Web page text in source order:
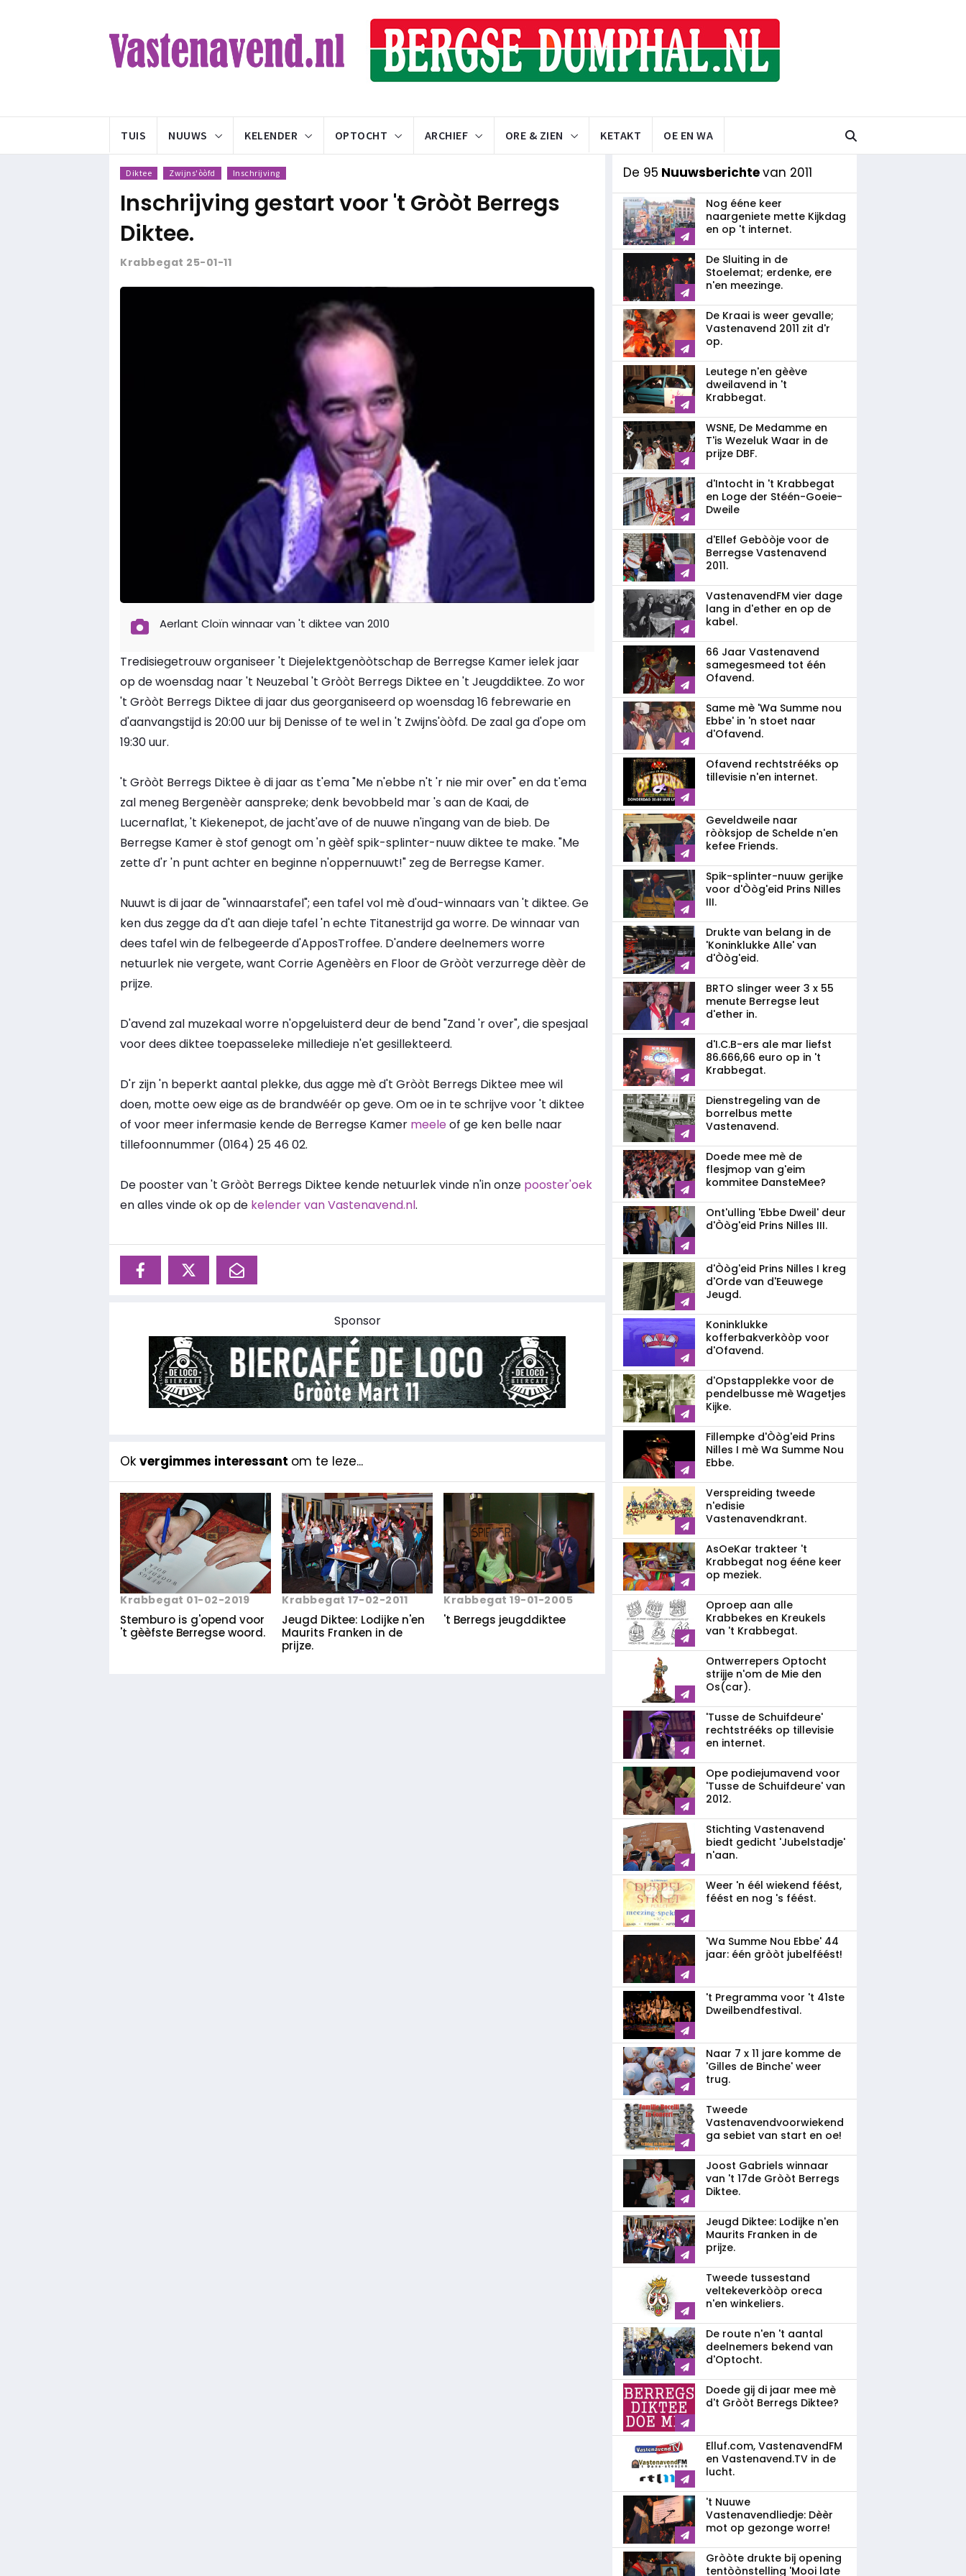
TUIS NUUWS KELENDER OPTOCHT ARCHIEF ORE & ZIEN KETAKT OE EN WA
Diktee Zwijns'òòfd Inschrijving
Inschrijving gestart voor 't Gròòt Berregs
Diktee.
Krabbegat 25-01-11
Aerlant Cloïn winnaar van 't diktee van 2010
Tredisiegetrouw organiseer 't Diejelektgenòòtschap de Berregse Kamer ielek jaar
op de woensdag naar 't Neuzebal 't Gròòt Berregs Diktee en 't Jeugddiktee. Zo wor
't Gròòt Berregs Diktee di jaar dus georganiseerd op woensdag 16 febrewarie en
d'aanvangstijd is 20:00 uur bij Denisse of te wel in 't Zwijns'òòfd. De zaal ga d'ope om
19:30 uur.
't Gròòt Berregs Diktee è di jaar as t'ema "Me n'ebbe n't 'r nie mir over" en da t'ema
zal meneg Bergenèèr aanspreke; denk bevobbeld mar 's aan de Kaai, de
Lucernaflat, 't Kiekenepot, de jacht'ave of de nuuwe n'ingang van de bieb. De
Berregse Kamer è stof genogt om 'n gèèf spik-splinter-nuuw diktee te make. "Me
zette d'r 'n punt achter en beginne n'oppernuuwt!" zeg de Berregse Kamer.
Nuuwt is di jaar de "winnaarstafel"; een tafel vol mè d'oud-winnaars van 't diktee. Ge
ken dus zegge da d't aan dieje tafel 'n echte Titanestrijd ga worre. De winnaar van
dees tafel win de felbegeerde d'ApposTroffee. D'andere deelnemers worre
netuurlek nie vergete, want Corrie Agenèèrs en Floor de Gròòt verzurrege dèèr de
prijze.
D'avend zal muzekaal worre n'opgeluisterd deur de bend "Zand 'r over", die spesjaal
voor dees diktee toepasseleke milledieje n'et gesillekteerd.
D'r zijn 'n beperkt aantal plekke, dus agge mè d't Gròòt Berregs Diktee mee wil
doen, motte oew eige as de brandwéér op geve. Om oe in te schrijve voor 't diktee
of voor meer infermasie kende de Berregse Kamer meeleof ge ken belle naar
tillefoonnummer (0164) 25 46 02.
De pooster van 't Gròòt Berregs Diktee kende netuurlek vinde n'in onze pooster'oek
en alles vinde ok op de kelender van Vastenavend.nl.
Sponsor
Ok vergimmes interessant om te leze...
Krabbegat 01-02-2019
Stemburo is g'opend voor
't gèèfste Berregse woord.
Krabbegat 17-02-2011
Jeugd Diktee: Lodijke n'en
Maurits Franken in de
prijze.
Krabbegat 19-01-2005
't Berregs jeugddiktee
De 95 Nuuwsberichtevan 2011
Nog ééne keer
naargeniete mette Kijkdag
en op 't internet.
De Sluiting in de
Stoelemat; erdenke, ere
n'en meezinge.
De Kraai is weer gevalle;
Vastenavend 2011 zit d'r
op.
Leutege n'en gèève
dweilavend in 't
Krabbegat.
WSNE, De Medamme en
T'is Wezeluk Waar in de
prijze DBF.
d'Intocht in 't Krabbegat
en Loge der Stéén-Goeie-
Dweile
d'Ellef Gebòòje voor de
Berregse Vastenavend
2011.
VastenavendFM vier dage
lang in d'ether en op de
kabel.
66 Jaar Vastenavend
samegesmeed tot één
Ofavend.
Same mè 'Wa Summe nou
Ebbe' in 'n stoet naar
d'Ofavend.
Ofavend rechtstrééks op
tillevisie n'en internet.
Geveldweile naar
ròòksjop de Schelde n'en
kefee Friends.
Spik-splinter-nuuw gerijke
voor d'Òòg'eid Prins Nilles
III.
Drukte van belang in de
'Koninklukke Alle' van
d'Òòg'eid.
BRTO slinger weer 3 x 55
menute Berregse leut
d'ether in.
d'I.C.B-ers ale mar liefst
86.666,66 euro op in 't
Krabbegat.
Dienstregeling van de
borrelbus mette
Vastenavend.
Doede mee mè de
flesjmop van g'eim
kommitee DansteMee?
Ont'ulling 'Ebbe Dweil' deur
d'Òòg'eid Prins Nilles III.
d'Òòg'eid Prins Nilles I kreg
d'Orde van d'Eeuwege
Jeugd.
Koninklukke
kofferbakverkòòp voor
d'Ofavend.
d'Opstapplekke voor de
pendelbusse mè Wagetjes
Kijke.
Fillempke d'Òòg'eid Prins
Nilles I mè Wa Summe Nou
Ebbe.
Verspreiding tweede
n'edisie
Vastenavendkrant.
AsOeKar trakteer 't
Krabbegat nog ééne keer
op meziek.
Oproep aan alle
Krabbekes en Kreukels
van 't Krabbegat.
Ontwerrepers Optocht
strijje n'om de Mie den
Os(car).
'Tusse de Schuifdeure'
rechtstrééks op tillevisie
en internet.
Ope podiejumavend voor
'Tusse de Schuifdeure' van
2012.
Stichting Vastenavend
biedt gedicht 'Jubelstadje'
n'aan.
Weer 'n éél wiekend féést,
féést en nog 's féést.
'Wa Summe Nou Ebbe' 44
jaar: één gròòt jubelféést!
't Pregramma voor 't 41ste
Dweilbendfestival.
Naar 7 x 11 jare komme de
'Gilles de Binche' weer
trug.
Tweede
Vastenavendvoorwiekend
ga sebiet van start en oe!
Joost Gabriels winnaar
van 't 17de Gròòt Berregs
Diktee.
Jeugd Diktee: Lodijke n'en
Maurits Franken in de
prijze.
Tweede tussestand
veltekeverkòòp oreca
n'en winkeliers.
De route n'en 't aantal
deelnemers bekend van
d'Optocht.
Doede gij di jaar mee mè
d't Gròòt Berregs Diktee?
Elluf.com, VastenavendFM
en Vastenavend.TV in de
lucht.
't Nuuwe
Vastenavendliedje: Dèèr
mot op gezonge worre!
Gròòte drukte bij opening
tentòònstelling 'Mooi late